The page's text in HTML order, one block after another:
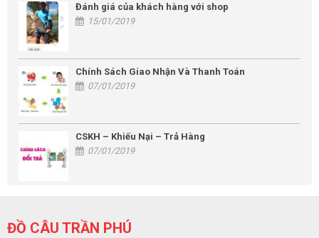
Đánh giá của khách hàng với shop
15/01/2019
Chính Sách Giao Nhận Và Thanh Toán
07/01/2019
CSKH – Khiếu Nại – Trả Hàng
07/01/2019
ĐỒ CÂU TRẦN PHÚ